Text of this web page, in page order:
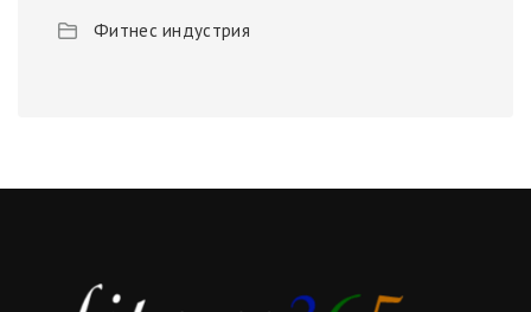
Фитнес индустрия